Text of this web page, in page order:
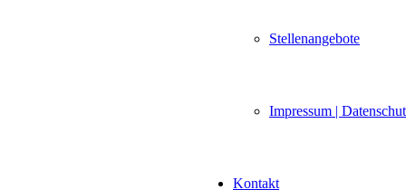
Stellenangebote
Impressum |
Kontakt